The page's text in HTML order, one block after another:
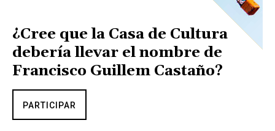
¿Cree que la Casa de Cultura
debería llevar el nombre de
Francisco Guillem Castaño?
PARTICIPAR